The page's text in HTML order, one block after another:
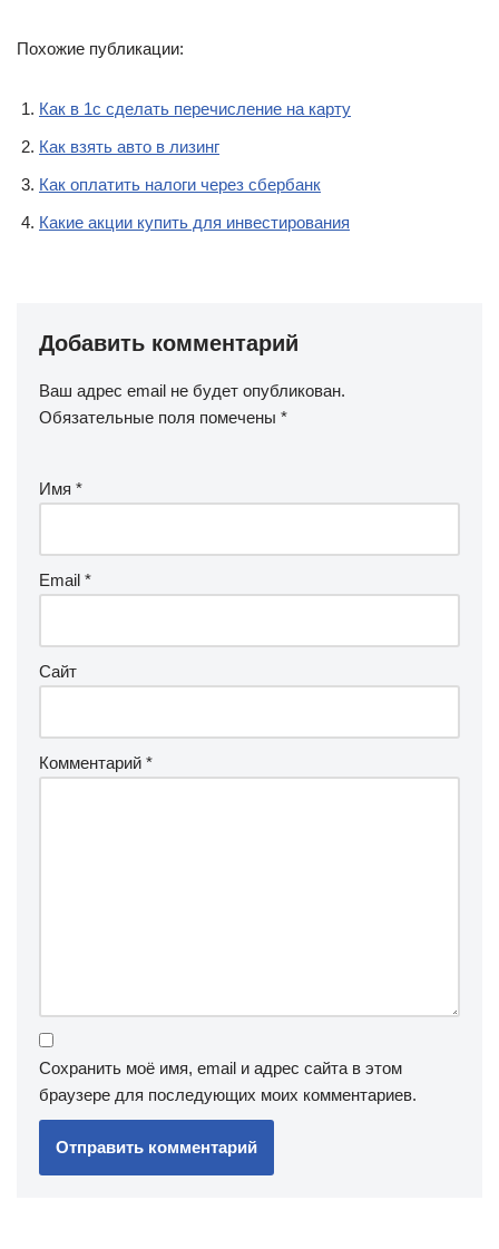
Похожие публикации:
Как в 1с сделать перечисление на карту
Как взять авто в лизинг
Как оплатить налоги через сбербанк
Какие акции купить для инвестирования
Добавить комментарий
Ваш адрес email не будет опубликован.
Обязательные поля помечены *
Имя *
Email *
Сайт
Комментарий *
Сохранить моё имя, email и адрес сайта в этом
браузере для последующих моих комментариев.